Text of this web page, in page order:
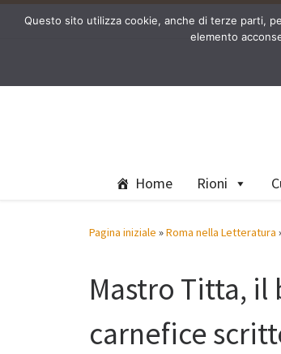
Passa al contenuto
Home Rioni
Pagina iniziale »Roma nella Letteratura
Mastro Titta, il
carnefice
Questo sito utilizza cookie, anche di terze parti,
elemento